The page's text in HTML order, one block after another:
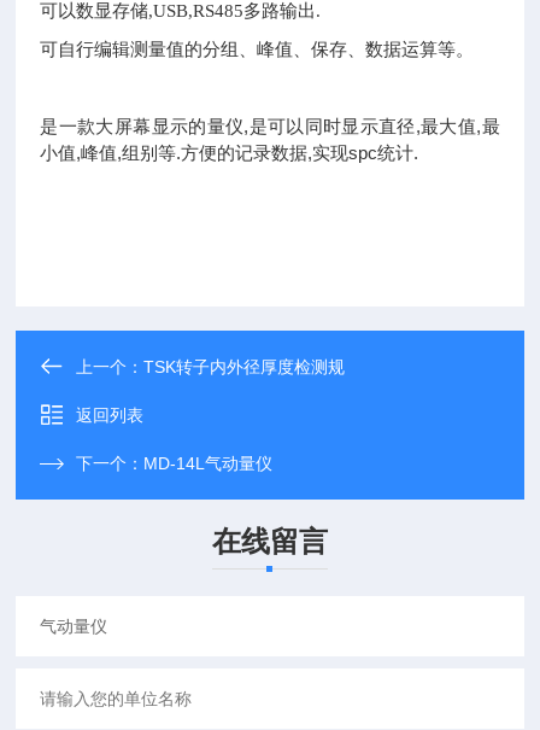
可以数显存储,USB,RS485多路输出.
可自行编辑测量值的分组、峰值、保存、数据运算等。
是一款大屏幕显示的量仪,是可以同时显示直径,最大值,最
小值,峰值,组别等.方便的记录数据,实现spc统计.
上一个：TSK转子内外径厚度检测规
返回列表
下一个： MD-14L气动量仪
在线留言